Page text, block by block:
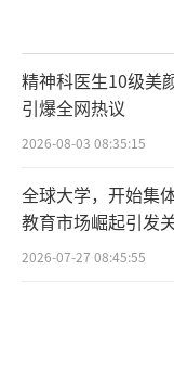
生命科学研究
类疾病的研究
更是在节目中
同来完成人类
学家的贡献只
签组计划，中
精神科医生10级美
引爆全网热议
2026-08-03 08:35:15
全球大学，开始集
教育市场崛起引发
2026-07-27 08:45:55